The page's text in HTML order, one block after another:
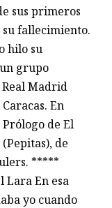
sus primeros
su fallecimiento.
hilo su
grupo
Madrid
En
de El
de
*****
Lara En esa
yo cuando